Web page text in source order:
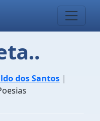
dos Santos |